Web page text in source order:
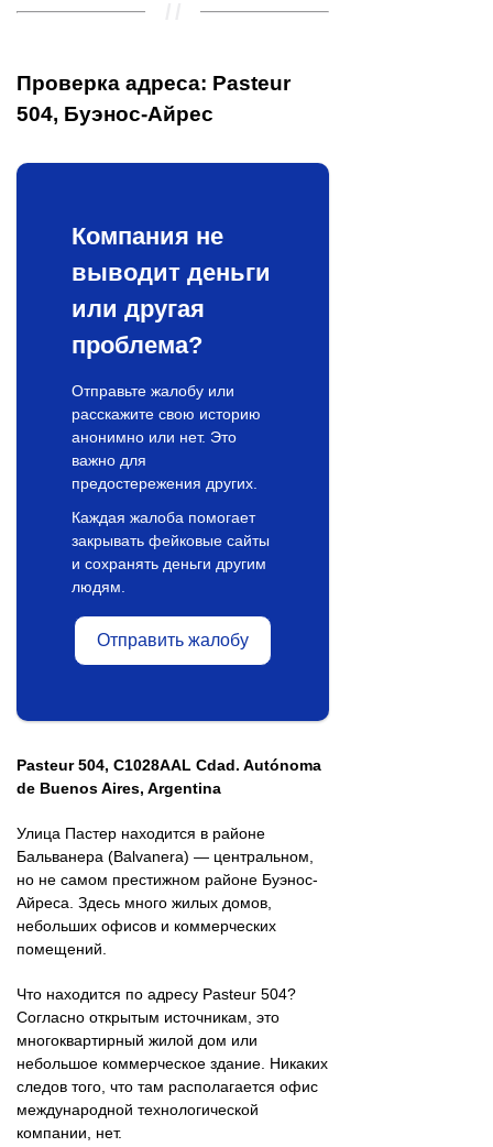
Проверка адреса: Pasteur
504, Буэнос-Айрес
Компания не
выводит деньги
или другая
проблема?
Отправьте жалобу или
расскажите свою историю
анонимно или нет. Это
важно для
предостережения других.
Каждая жалоба помогает
закрывать фейковые сайты
и сохранять деньги другим
людям.
Отправить жалобу
Pasteur 504, C1028AAL Cdad. Autónoma
de Buenos Aires, Argentina
Улица Пастер находится в районе
Бальванера (Balvanera) — центральном,
но не самом престижном районе Буэнос-
Айреса. Здесь много жилых домов,
небольших офисов и коммерческих
помещений.
Что находится по адресу Pasteur 504?
Согласно открытым источникам, это
многоквартирный жилой дом или
небольшое коммерческое здание. Никаких
следов того, что там располагается офис
международной технологической
компании, нет.